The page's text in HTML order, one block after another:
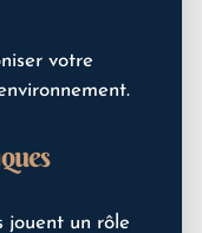
votre
jouent un rôle